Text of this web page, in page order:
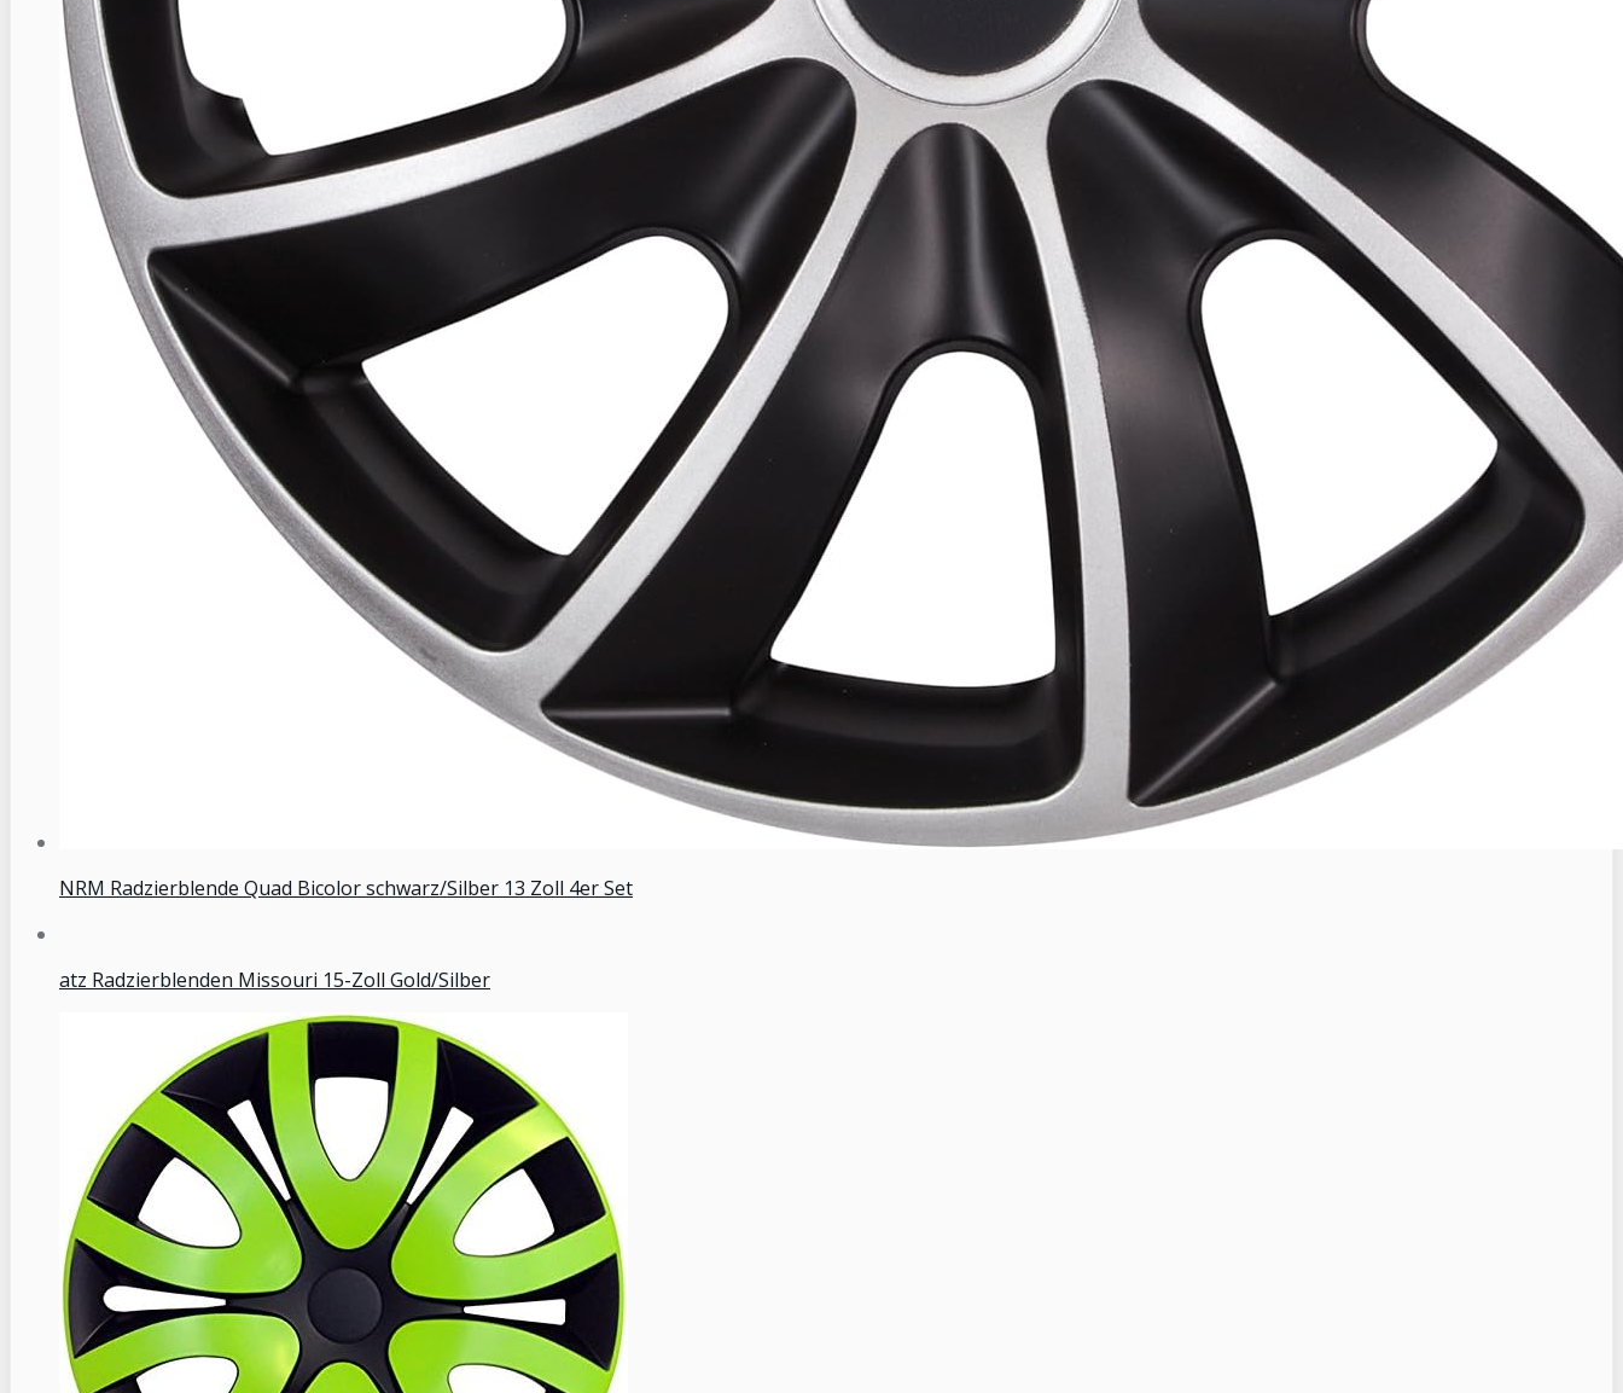
NRM Radzierblende Quad Bicolor schwarz/Silber 13 Zoll 4er Set
atz Radzierblenden Missouri 15-Zoll Gold/Silber